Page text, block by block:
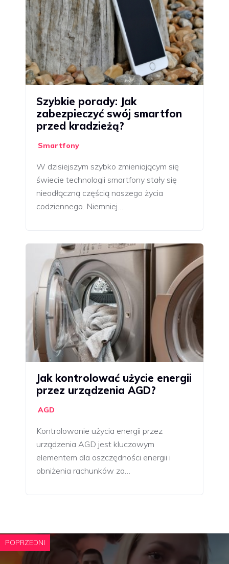
Szybkie porady: Jak
zabezpieczyć swój smartfon
przed kradzieżą?
Smartfony
W dzisiejszym szybko zmieniającym się
świecie technologii smartfony stały się
nieodłączną częścią naszego życia
codziennego. Niemniej…
Jak kontrolować użycie energii
przez urządzenia AGD?
AGD
Kontrolowanie użycia energii przez
urządzenia AGD jest kluczowym
elementem dla oszczędności energii i
obniżenia rachunków za…
POPRZEDNI